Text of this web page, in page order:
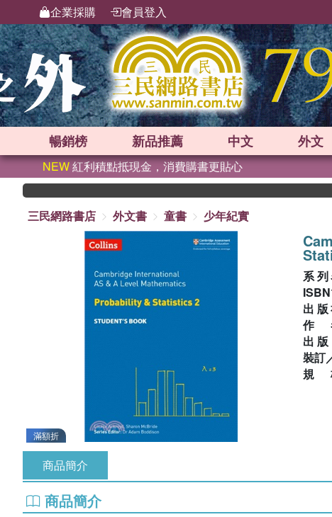
企業採購 會員登入
暢銷榜 新品推薦 中文 外文
NEW紅利積點抵現金，消費購書更貼心
三民網路書店
外文書 童書 少年紀實
滿額折
系列
出
作
出版
裝訂
規
商品簡介
商品簡介